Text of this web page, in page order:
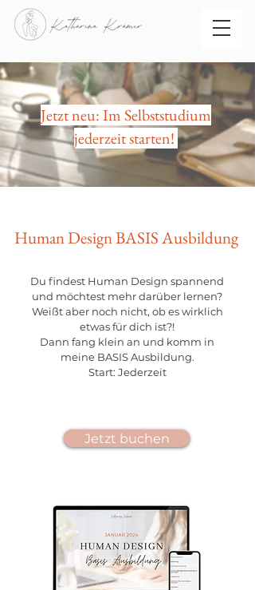
Jetzt neu: Im Selbststudium
jederzeit starten!
Human Design BASIS Ausbildung
Du findest Human Design spannend
und möchtest mehr darüber lernen?
Weißt aber noch nicht, ob es wirklich
etwas für dich ist?!
Dann fang klein an und komm in
meine BASIS Ausbildung.
Start: Jederzeit
Jetzt buchen